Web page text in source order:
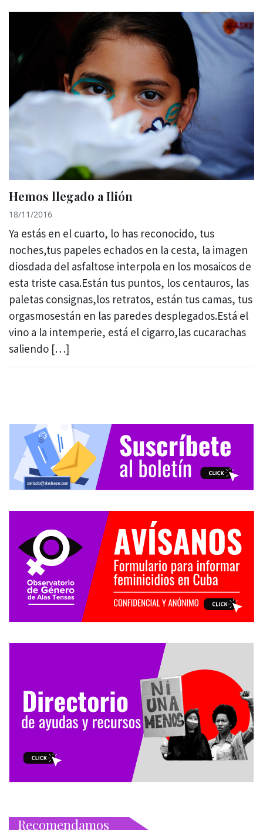
Hemos llegado a Ilión
18/11/2016
Ya estás en el cuarto, lo has reconocido, tus
noches,tus papeles echados en la cesta, la imagen
diosdada del asfaltose interpola en los mosaicos de
esta triste casa.Están tus puntos, los centauros, las
paletas consignas,los retratos, están tus camas, tus
orgasmosestán en las paredes desplegados.Está el
vino a la intemperie, está el cigarro,las cucarachas
saliendo […]
Recomendamos